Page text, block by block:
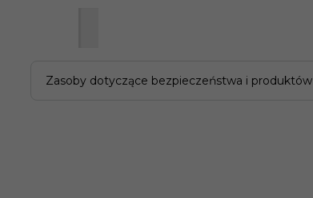
Zasoby dotyczące bezpieczeństwa i produktów